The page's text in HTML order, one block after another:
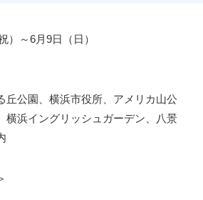
）～6月9日（日）
丘公園、横浜市役所、アメリカ山公
横浜イングリッシュガーデン、八景